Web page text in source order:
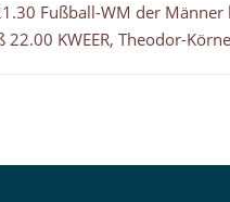
Fußball-WM der Männer
22.00 KWEER, Theodor-